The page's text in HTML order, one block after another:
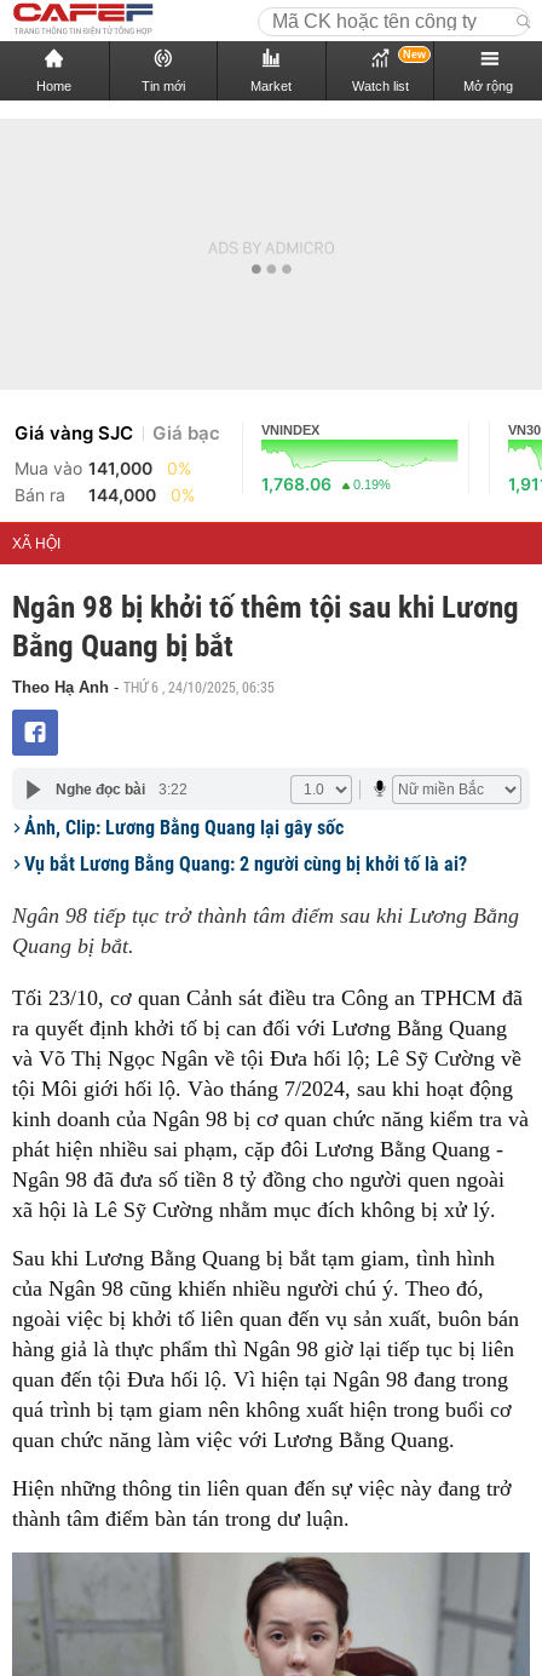
Home Tin mới Market Watch list
New
Mở rộng
Giá vàng SJC Giá bạc
Mua vào 141,000
0%
Bán ra
144,000 0%
VNINDEX
1,768.06 0.19%
VN30
XÃ HỘI
Ngân 98 bị khởi tố thêm tội sau khi Lương
Bằng Quang bị bắt
Theo Hạ Anh - THỨ 6 , 24/10/2025, 06:35
Nghe đọc bài 3:22
Ảnh, Clip: Lương Bằng Quang lại gây sốc
Vụ bắt Lương Bằng Quang: 2 người cùng bị khởi tố là ai?
Ngân 98 tiếp tục trở thành tâm điểm sau khi Lương Bằng
Quang bị bắt.
Tối 23/10, cơ quan Cảnh sát điều tra Công an TPHCM đã
ra quyết định khởi tố bị can đối với Lương Bằng Quang
và Võ Thị Ngọc Ngân về tội Đưa hối lộ; Lê Sỹ Cường về
tội Môi giới hối lộ. Vào tháng 7/2024, sau khi hoạt động
kinh doanh của Ngân 98 bị cơ quan chức năng kiểm tra và
phát hiện nhiều sai phạm, cặp đôi Lương Bằng Quang -
Ngân 98 đã đưa số tiền 8 tỷ đồng cho người quen ngoài
xã hội là Lê Sỹ Cường nhằm mục đích không bị xử lý.
Sau khi Lương Bằng Quang bị bắt tạm giam, tình hình
của Ngân 98 cũng khiến nhiều người chú ý. Theo đó,
ngoài việc bị khởi tố liên quan đến vụ sản xuất, buôn bán
hàng giả là thực phẩm thì Ngân 98 giờ lại tiếp tục bị liên
quan đến tội Đưa hối lộ. Vì hiện tại Ngân 98 đang trong
quá trình bị tạm giam nên không xuất hiện trong buổi cơ
quan chức năng làm việc với Lương Bằng Quang.
Hiện những thông tin liên quan đến sự việc này đang trở
thành tâm điểm bàn tán trong dư luận.